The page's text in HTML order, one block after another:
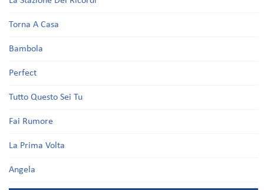
Torna A Casa
Bambola
Perfect
Tutto Questo Sei Tu
Fai Rumore
La Prima Volta
Angela